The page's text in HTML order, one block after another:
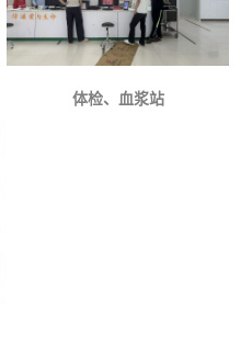
体检、血浆站